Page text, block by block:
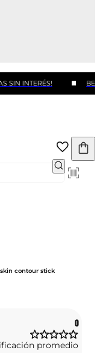
SIN INTERÉS!
contour stick
0
promedio